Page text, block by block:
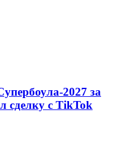
2027 за
сделку с TikTok